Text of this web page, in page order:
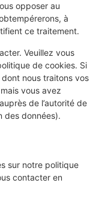
opposer au
à
ce traitement.
Veuillez vous
de cookies. Si
nous traitons vos
vous avez
de l’autorité de
des données).
sur notre politique
contacter en